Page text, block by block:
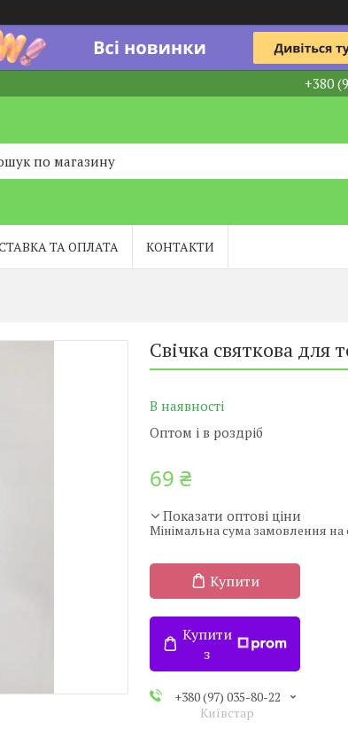
+380
ТА ОПЛАТА КОНТАКТИ
Свічка святкова для
В наявності
Оптом і в роздріб
69 ₴
Показати оптові ціни
Мінімальна сума замовлення на
Купити
Купити
з
+380 (97) 035-80-22
Київстар